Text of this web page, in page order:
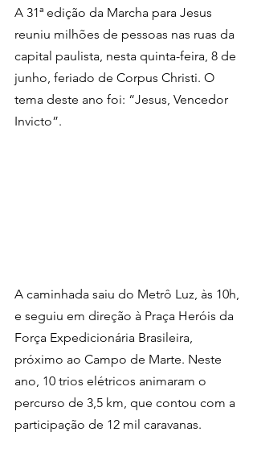
A 31ª edição da Marcha para Jesus
reuniu milhões de pessoas nas ruas da
capital paulista, nesta quinta-feira, 8 de
junho, feriado de Corpus Christi. O
tema deste ano foi: “Jesus, Vencedor
Invicto”.
A caminhada saiu do Metrô Luz, às 10h,
e seguiu em direção à Praça Heróis da
Força Expedicionária Brasileira,
próximo ao Campo de Marte. Neste
ano, 10 trios elétricos animaram o
percurso de 3,5 km, que contou com a
participação de 12 mil caravanas.